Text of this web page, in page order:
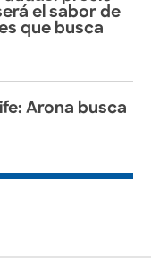
el sabor de
que busca
Arona busca